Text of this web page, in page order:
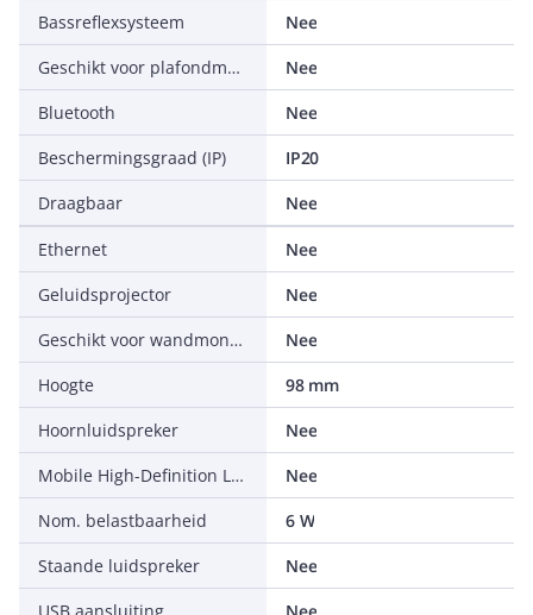
Bassreflexsysteem
Nee
Geschikt voor plafondmontage
Nee
Bluetooth
Nee
Beschermingsgraad (IP)
IP20
Draagbaar
Nee
Ethernet
Nee
Geluidsprojector
Nee
Geschikt voor wandmontage
Nee
Hoogte
98 mm
Hoornluidspreker
Nee
Mobile High-Definition Link (MHL)
Nee
Nom. belastbaarheid
6 W
Staande luidspreker
Nee